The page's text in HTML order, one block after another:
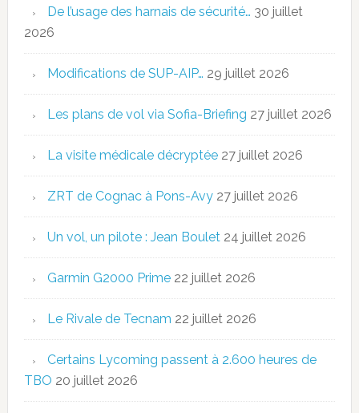
De l’usage des harnais de sécurité… 30 juillet
2026
Modifications de SUP-AIP… 29 juillet 2026
Les plans de vol via Sofia-Briefing 27 juillet 2026
La visite médicale décryptée 27 juillet 2026
ZRT de Cognac à Pons-Avy 27 juillet 2026
Un vol, un pilote : Jean Boulet 24 juillet 2026
Garmin G2000 Prime 22 juillet 2026
Le Rivale de Tecnam 22 juillet 2026
Certains Lycoming passent à 2.600 heures de
TBO 20 juillet 2026